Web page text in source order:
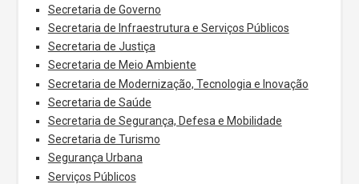
Secretaria de Governo
Secretaria de Infraestrutura e Serviços Públicos
Secretaria de Justiça
Secretaria de Meio Ambiente
Secretaria de Modernização, Tecnologia e Inovação
Secretaria de Saúde
Secretaria de Segurança, Defesa e Mobilidade
Secretaria de Turismo
Segurança Urbana
Serviços Públicos